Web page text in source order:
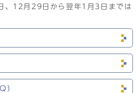
、12月29日から翌年1月3日までは
）